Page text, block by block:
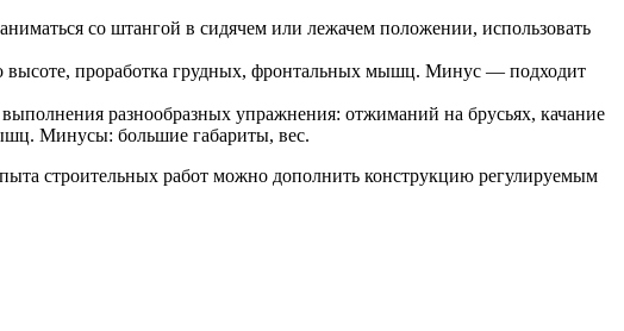
со штангой в сидячем или лежачем положении, использовать
высоте, проработка грудных, фронтальных мышц. Минус — подходит
разнообразных упражнения: отжиманий на брусьях, качание
Минусы: большие габариты, вес.
строительных работ можно дополнить конструкцию регулируемым